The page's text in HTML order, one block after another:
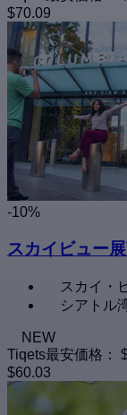
$70.09
-10%
スカイビュー
スカイ・
シアトル
NEW
Tiqets最安価格：
$60.03